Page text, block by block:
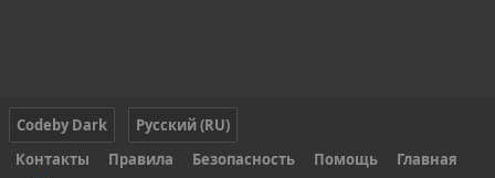
Codeby Dark
Русский (RU)
Контакты
Правила Безопасность Помощь Главная